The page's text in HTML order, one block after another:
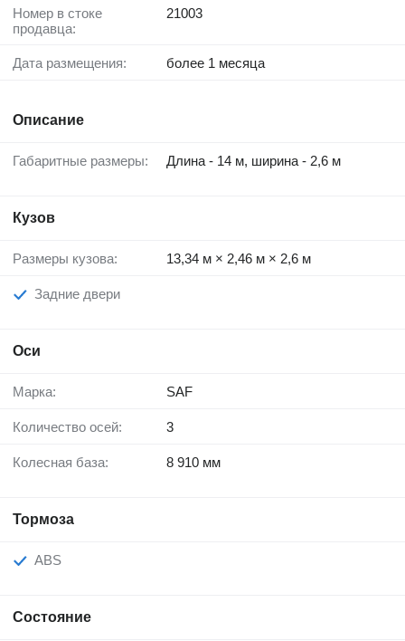
Номер в стоке
продавца:
21003
Дата размещения: более 1 месяца
Описание
Габаритные размеры: Длина - 14 м, ширина - 2,6 м
Кузов
Размеры кузова: 13,34 м × 2,46 м × 2,6 м
Задние двери
Оси
Марка: SAF
Количество осей: 3
Колесная база: 8 910 мм
Тормоза
ABS
Состояние